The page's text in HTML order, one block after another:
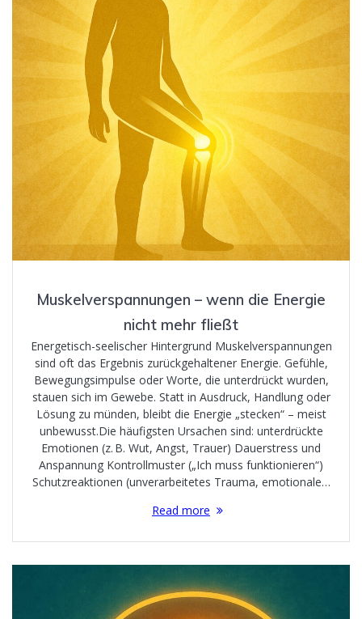
Muskelverspannungen – wenn die Energie
nicht mehr fließt
Energetisch-seelischer Hintergrund Muskelverspannungen
sind oft das Ergebnis zurückgehaltener Energie. Gefühle,
Bewegungsimpulse oder Worte, die unterdrückt wurden,
stauen sich im Gewebe. Statt in Ausdruck, Handlung oder
Lösung zu münden, bleibt die Energie „stecken“ – meist
unbewusst.Die häufigsten Ursachen sind: unterdrückte
Emotionen (z. B. Wut, Angst, Trauer) Dauerstress und
Anspannung Kontrollmuster („Ich muss funktionieren“)
Schutzreaktionen (unverarbeitetes Trauma, emotionale…
Read more